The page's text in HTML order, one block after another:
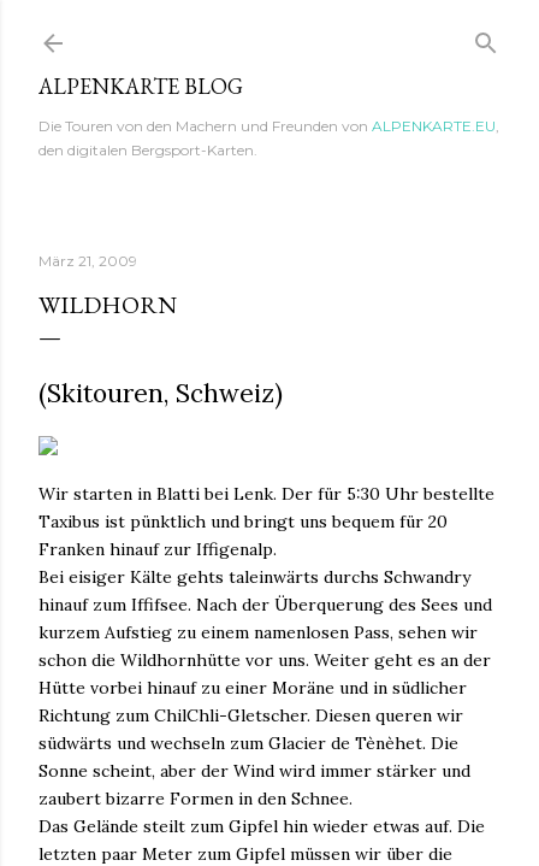
Direkt zum Hauptbereich
ALPENKARTE BLOG
Die Touren von den Machern und Freunden von ALPENKARTE.EU,
den digitalen Bergsport-Karten.
März 21, 2009
WILDHORN
(Skitouren, Schweiz)
Wir starten in Blatti bei Lenk. Der für 5:30 Uhr bestellte
Taxibus ist pünktlich und bringt uns bequem für 20
Franken hinauf zur Iffigenalp.
Bei eisiger Kälte gehts taleinwärts durchs Schwandry
hinauf zum Iffifsee. Nach der Überquerung des Sees und
kurzem Aufstieg zu einem namenlosen Pass, sehen wir
schon die Wildhornhütte vor uns. Weiter geht es an der
Hütte vorbei hinauf zu einer Moräne und in südlicher
Richtung zum ChilChli-Gletscher. Diesen queren wir
südwärts und wechseln zum Glacier de Tènèhet. Die
Sonne scheint, aber der Wind wird immer stärker und
zaubert bizarre Formen in den Schnee.
Das Gelände steilt zum Gipfel hin wieder etwas auf. Die
letzten paar Meter zum Gipfel müssen wir über die